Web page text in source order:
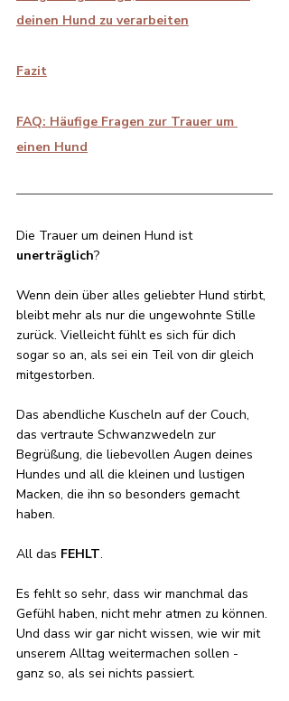
deinen Hund zu verarbeiten
Fazit
FAQ: Häufige Fragen zur Trauer um
einen Hund
Die Trauer um deinen Hund ist
unerträglich?
Wenn dein über alles geliebter Hund stirbt,
bleibt mehr als nur die ungewohnte Stille
zurück. Vielleicht fühlt es sich für dich
sogar so an, als sei ein Teil von dir gleich
mitgestorben.
Das abendliche Kuscheln auf der Couch,
das vertraute Schwanzwedeln zur
Begrüßung, die liebevollen Augen deines
Hundes und all die kleinen und lustigen
Macken, die ihn so besonders gemacht
haben.
All das FEHLT.
Es fehlt so sehr, dass wir manchmal das
Gefühl haben, nicht mehr atmen zu können.
Und dass wir gar nicht wissen, wie wir mit
unserem Alltag weitermachen sollen -
ganz so, als sei nichts passiert.